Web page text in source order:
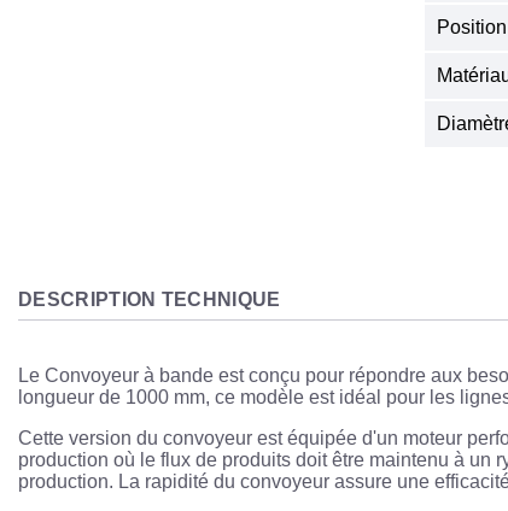
DESCRIPTION TECHNIQUE
Le Convoyeur à bande est conçu pour répondre aux
longueur de 1000 mm, ce modèle est idéal pour les
Cette version du convoyeur est équipée d'un moteur
production où le flux de produits doit être maintenu à un
production. La rapidité du convoyeur assure une